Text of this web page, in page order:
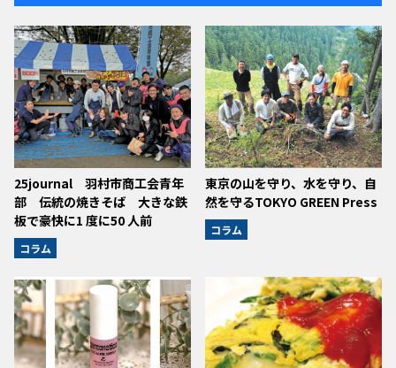
25journal 羽村市商工会青年
部 伝統の焼きそば 大きな鉄
板で豪快に1 度に50 人前
コラム
東京の山を守り、水を守り、自
然を守るTOKYO GREEN Press
コラム